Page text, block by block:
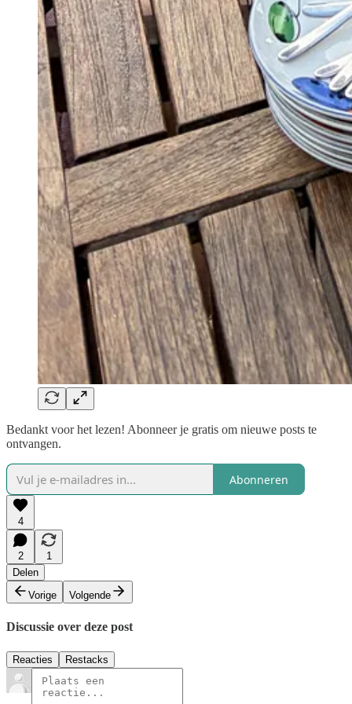
Bedankt voor het lezen! Abonneer je gratis om nieuwe posts te
ontvangen.
Abonneren
4
2
1
Delen
Vorige
Volgende
Discussie over deze post
Reacties Restacks